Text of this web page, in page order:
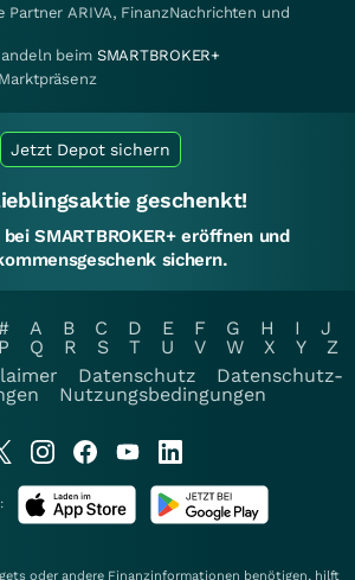
Partner ARIVA, FinanzNachrichten und
beim SMARTBROKER+
Jetzt Depot sichern
geschenkt!
SMARTBROKER+ eröffnen und
sichern.
A B C D E F G H I
J
P Q R S T U V W X Y
Z
Datenschutz
Datenschutz-
Nutzungsbedingungen
oder andere Finanzinformationen benötigen, hilft